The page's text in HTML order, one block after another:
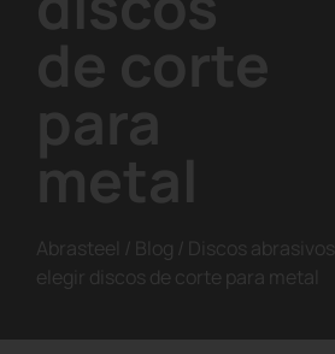
de corte
para
metal
Abrasteel / Blog / Discos abrasivos
elegir discos de corte para metal